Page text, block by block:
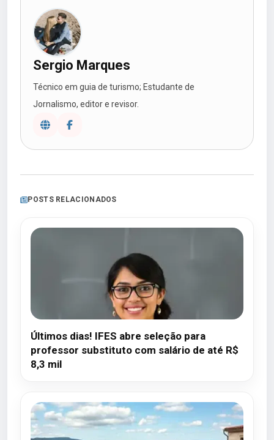
Sergio Marques
Técnico em guia de turismo; Estudante de
Jornalismo, editor e revisor.
POSTS RELACIONADOS
Últimos dias! IFES abre seleção para
professor substituto com salário de até R$
8,3 mil